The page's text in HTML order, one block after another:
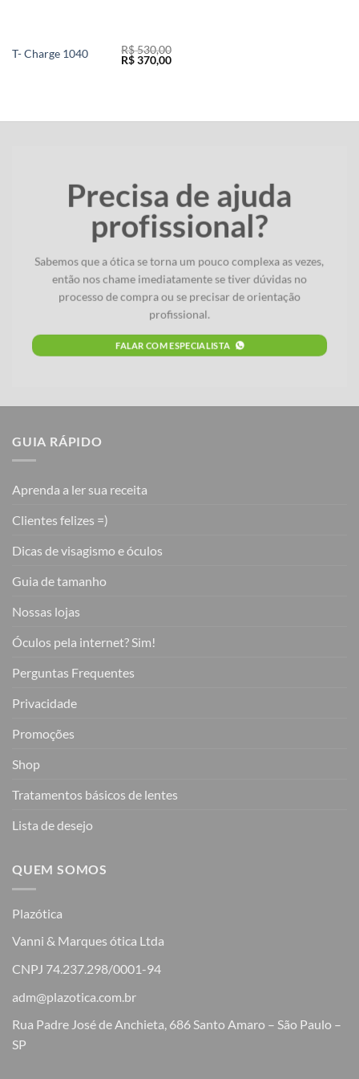
T- Charge 1040 R$530,00
O
R$370,00O
Precisa de ajuda
profissional?
Sabemos que a ótica se torna um pouco complexa as vezes,
então nos chame imediatamente se tiver dúvidas no
processo de compra ou se precisar de orientação
profissional.
FALAR COM ESPECIALISTA
GUIA RÁPIDO
Aprenda a ler sua receita
Clientes felizes =)
Dicas de visagismo e óculos
Guia de tamanho
Nossas lojas
Óculos pela internet? Sim!
Perguntas Frequentes
Privacidade
Promoções
Shop
Tratamentos básicos de lentes
Lista de desejo
QUEM SOMOS
Plazótica
Vanni & Marques ótica Ltda
CNPJ 74.237.298/0001-94
adm@plazotica.com.br
Rua Padre José de Anchieta, 686 Santo Amaro – São Paulo –
SP